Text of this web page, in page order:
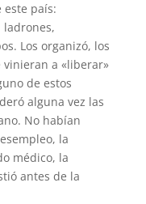
este país:
Los organizó, los
a «liberar»
de estos
alguna vez las
No habían
la
médico, la
antes de la